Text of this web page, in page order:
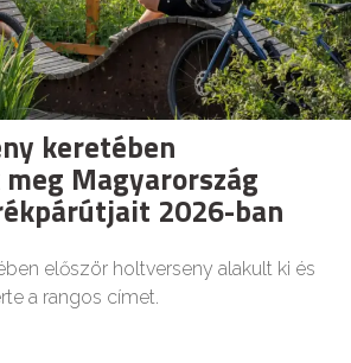
keretében
Magyarország
2026-ban
először holtverseny alakult ki és
a rangos címet.